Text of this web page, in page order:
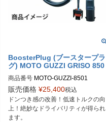
BoosterPlug (ブースタープラ
グ) MOTO GUZZI GRISO 850
商品番号 MOTO-GUZZI-8501
BSP-TYPE-G
販売価格 ¥25,400税込
ドンつき感の改善！低速トルクの向
上！絶妙なドライバリティが得られ
ます。